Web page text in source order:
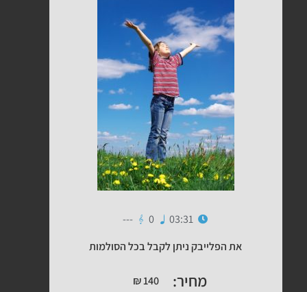
03:31
0
---
את הפלייבק ניתן לקבל בכל הסולמות
מחיר: ₪140